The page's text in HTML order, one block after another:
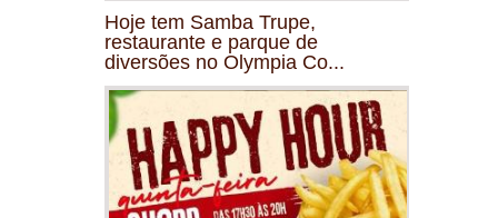
Hoje tem Samba Trupe,
restaurante e parque de
diversões no Olympia Co...